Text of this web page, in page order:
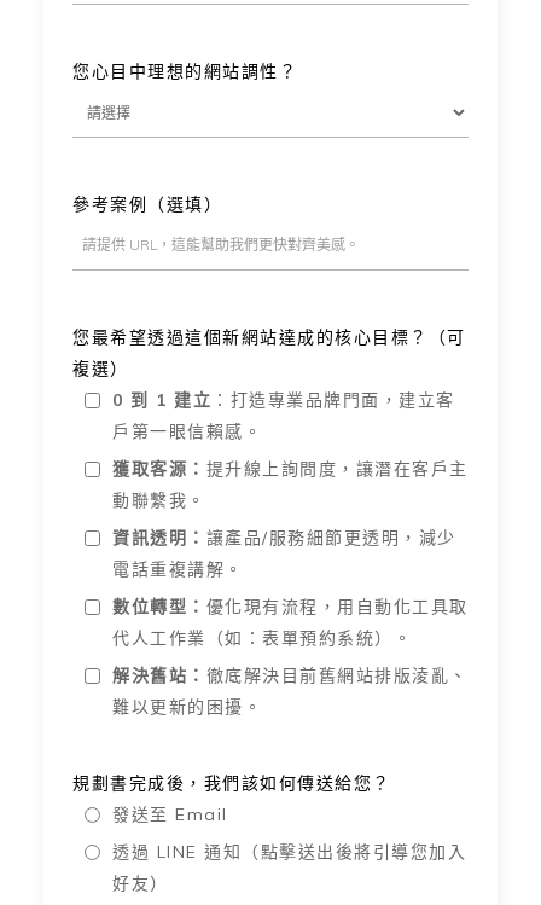
您心目中理想的網站調性？
參考案例（選填）
您最希望透過這個新網站達成的核心目標？（可
複選）
0 到 1 建立 ：打造專業品牌門面，建立客
戶第一眼信賴感。
獲取客源： 提升線上詢問度，讓潛在客戶主
動聯繫我。
資訊透明： 讓產品/服務細節更透明，減少
電話重複講解。
數位轉型： 優化現有流程，用自動化工具取
代人工作業（如：表單預約系統）。
解決舊站： 徹底解決目前舊網站排版淩亂、
難以更新的困擾。
規劃書完成後，我們該如何傳送給您？
發送至 Email
透過 LINE 通知（點擊送出後將引導您加入
好友）